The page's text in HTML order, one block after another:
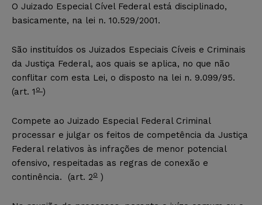
O Juizado Especial Cível Federal está disciplinado,
basicamente, na lei n. 10.529/2001.
São instituídos os Juizados Especiais Cíveis e Criminais
da Justiça Federal, aos quais se aplica, no que não
conflitar com esta Lei, o disposto na lei n. 9.099/95.
(art. 1 o )
Compete ao Juizado Especial Federal Criminal
processar e julgar os feitos de competência da Justiça
Federal relativos às infrações de menor potencial
ofensivo, respeitadas as regras de conexão e
continência. (art. 2o )